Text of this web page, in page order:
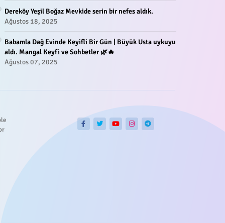
Dereköy Yeşil Boğaz Mevkide serin bir nefes aldık.
Ağustos 18, 2025
Babamla Dağ Evinde Keyifli Bir Gün | Büyük Usta uykuyu
aldı. Mangal Keyfi ve Sohbetler 🌿🔥
Ağustos 07, 2025